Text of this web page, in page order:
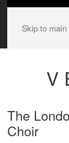
Skip to
V
The
Choir